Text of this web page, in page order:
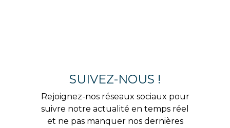
SUIVEZ-NOUS !
Rejoignez-nos réseaux sociaux pour
suivre notre actualité en temps réel
et ne pas manquer nos dernières